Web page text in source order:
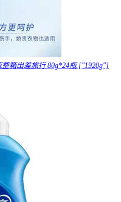
箱出差旅行 80g*24瓶 ["1920g"]